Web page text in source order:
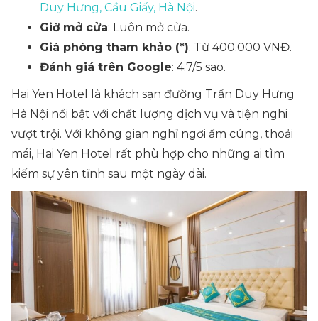
Duy Hưng, Cầu Giấy, Hà Nội.
Giờ mở cửa: Luôn mở cửa.
Giá phòng tham khảo (*): Từ 400.000 VNĐ.
Đánh giá trên Google: 4.7/5 sao.
Hai Yen Hotel là khách sạn đường Trần Duy Hưng
Hà Nội nổi bật với chất lượng dịch vụ và tiện nghi
vượt trội. Với không gian nghỉ ngơi ấm cúng, thoải
mái, Hai Yen Hotel rất phù hợp cho những ai tìm
kiếm sự yên tĩnh sau một ngày dài.